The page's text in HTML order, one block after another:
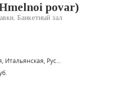
povar)
Банкетный зал